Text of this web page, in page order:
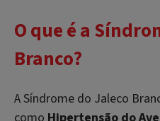
O que é a
Branco?
A Síndrome do Jaleco